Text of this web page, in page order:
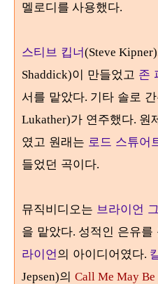
멜로디를 사용했다.
스티브 킵너(Steve Kipner)
Shaddick)이 만들었고 존
서를 맡았다. 기타 솔로
Lukather)가 연주했다. 원
였고 원래는 로드 스튜어
들었던 곡이다.
뮤직비디오는 브라이언
을 맡았다. 성적인 은유를
라이언의 아이디어였다.
Jepsen)의 Call Me May Be